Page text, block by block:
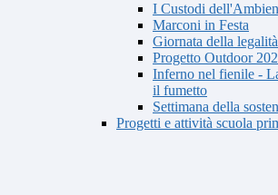
I Custodi
Marconi in Festa
Giornata della
Progetto Outdoor
Inferno nel fienile -
il fumetto
Settimana della
Progetti e attività scuola